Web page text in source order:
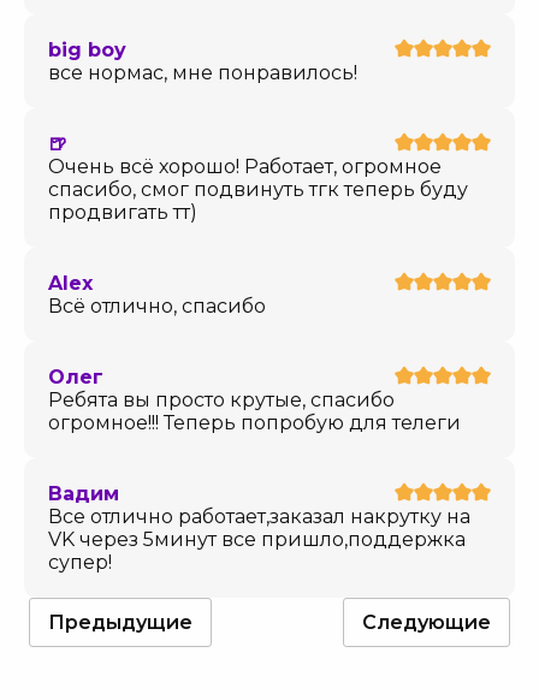
big boy
все нормас, мне понравилось!
🍺
Очень всё хорошо! Работает, огромное
спасибо, смог подвинуть тгк теперь буду
продвигать тт)
Alex
Всё отлично, спасибо
Олег
Ребята вы просто крутые, спасибо
огромное!!! Теперь попробую для телеги
Вадим
Все отлично работает,заказал накрутку на
VK через 5минут все пришло,поддержка
супер!
Предыдущие Следующие